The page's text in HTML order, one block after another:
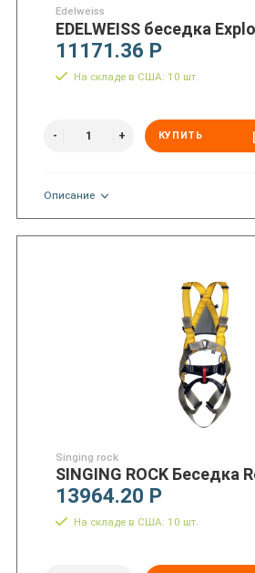
Edelweiss
EDELWEISS беседка
11171.36 Р
На складе в США: 10 шт.
КУПИТЬ
Описание
Singing rock
SINGING ROCK Беседка
13964.20 Р
На складе в США: 10 шт.